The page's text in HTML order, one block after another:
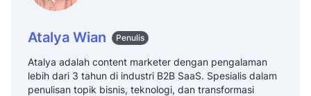
Atalya Wian Penulis
Atalya adalah content marketer dengan pengalaman
lebih dari 3 tahun di industri B2B SaaS. Spesialis dalam
penulisan topik bisnis, teknologi, dan transformasi